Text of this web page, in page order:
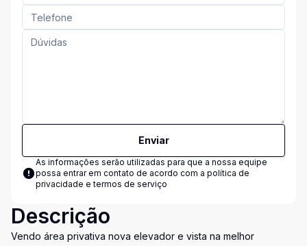
Enviar
As informações serão utilizadas para que a nossa equipe
possa entrar em contato de acordo com a política de
privacidade e termos de serviço
Descrição
Vendo área privativa nova elevador e vista na melhor